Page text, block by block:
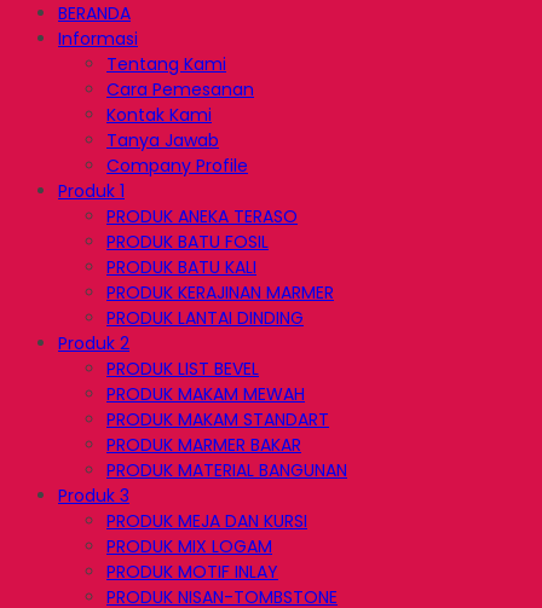
BERANDA
Informasi
Tentang Kami
Cara Pemesanan
Kontak Kami
Tanya Jawab
Company Profile
Produk 1
PRODUK ANEKA TERASO
PRODUK BATU FOSIL
PRODUK BATU KALI
PRODUK KERAJINAN MARMER
PRODUK LANTAI DINDING
Produk 2
PRODUK LIST BEVEL
PRODUK MAKAM MEWAH
PRODUK MAKAM STANDART
PRODUK MARMER BAKAR
PRODUK MATERIAL BANGUNAN
Produk 3
PRODUK MEJA DAN KURSI
PRODUK MIX LOGAM
PRODUK MOTIF INLAY
PRODUK NISAN-TOMBSTONE